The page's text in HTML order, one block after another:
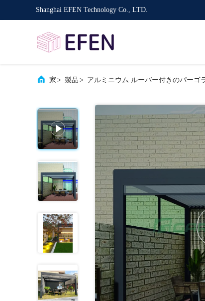
Shanghai EFEN Technology Co., LTD.
家 > 製品 > アルミニウム ルーバー付きのパーゴ